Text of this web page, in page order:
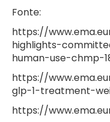
Fonte:
https://
highlights-
human-use-chmp-
https://
glp-1-treatment-
https://